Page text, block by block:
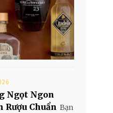
Ngọt Ngon
Rượu Chuẩn Bạn